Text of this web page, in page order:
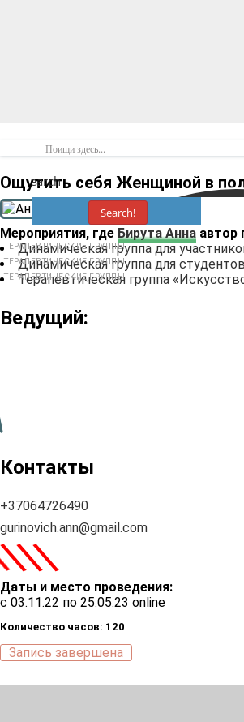
Search
Search!
Ощутить себя Женщиной в
Мероприятия, где Бирута Анна автор
Динамическая группа для
ТЕРАПЕВТИЧЕСКИЕ ГРУППЫ
Динамическая группа для
ТЕРАПЕВТИЧЕСКИЕ ГРУППЫ
Терапевтическая группа
ТЕРАПЕВТИЧЕСКИЕ ГРУППЫ
Ведущий:
Контакты
+37064726490
gurinovich.ann@gmail.com
\\
Даты и место проведения:
с 03.11.22 по 25.05.23 online
Количество часов: 120
Запись завершена